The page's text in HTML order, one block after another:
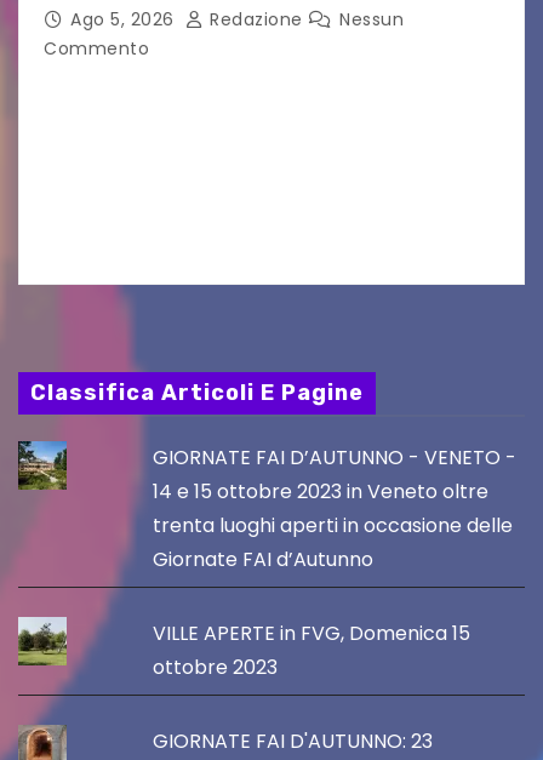
Ago 5, 2026 Redazione
Nessun
Commento
Classifica Articoli E Pagine
GIORNATE FAI D’AUTUNNO - VENETO -
14 e 15 ottobre 2023 in Veneto oltre
trenta luoghi aperti in occasione delle
Giornate FAI d’Autunno
VILLE APERTE in FVG, Domenica 15
ottobre 2023
GIORNATE FAI D'AUTUNNO: 23